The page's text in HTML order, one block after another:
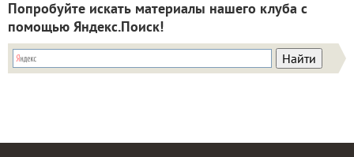
Попробуйте искать материалы нашего клуба с
помощью Яндекс.Поиск!